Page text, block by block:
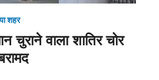
शहर
वाला शातिर चोर